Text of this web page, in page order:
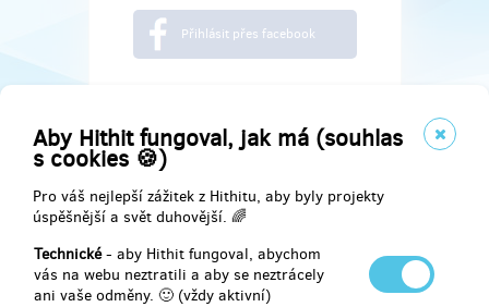
Aby Hithit fungoval, jak má (souhlas
s cookies 🍪)
Pro váš nejlepší zážitek z Hithitu, aby byly projekty
úspěšnější a svět duhovější. 🌈
Technické- aby Hithit fungoval, abychom
vás na webu neztratili a aby se neztrácely
ani vaše odměny. 🙂 (vždy aktivní)
Přihlásit přes facebook